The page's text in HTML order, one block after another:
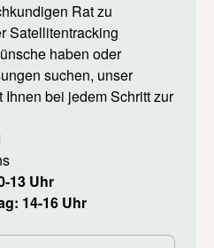
Rat zu
Satellitentracking
haben oder
suchen, unser
Ihnen bei jedem Schritt zur
13 Uhr
14-16 Uhr